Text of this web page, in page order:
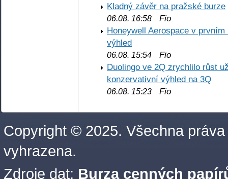
Kladný závěr na pražské burze
06.08. 16:58 Fio
Honeywell Aerospace v
výhled
06.08. 15:54 Fio
Duolingo ve 2Q zrychlilo růst
konzervativní výhled na 3Q
06.08. 15:23 Fio
Copyright © 2025. Všechna práva
vyhrazena.
Zdroje dat: Burza cenných